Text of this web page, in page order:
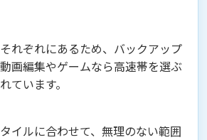
れぞれにあるため、バックアップ
画編集やゲームなら高速帯を選ぶ
ています。
イルに合わせて、無理のない範囲